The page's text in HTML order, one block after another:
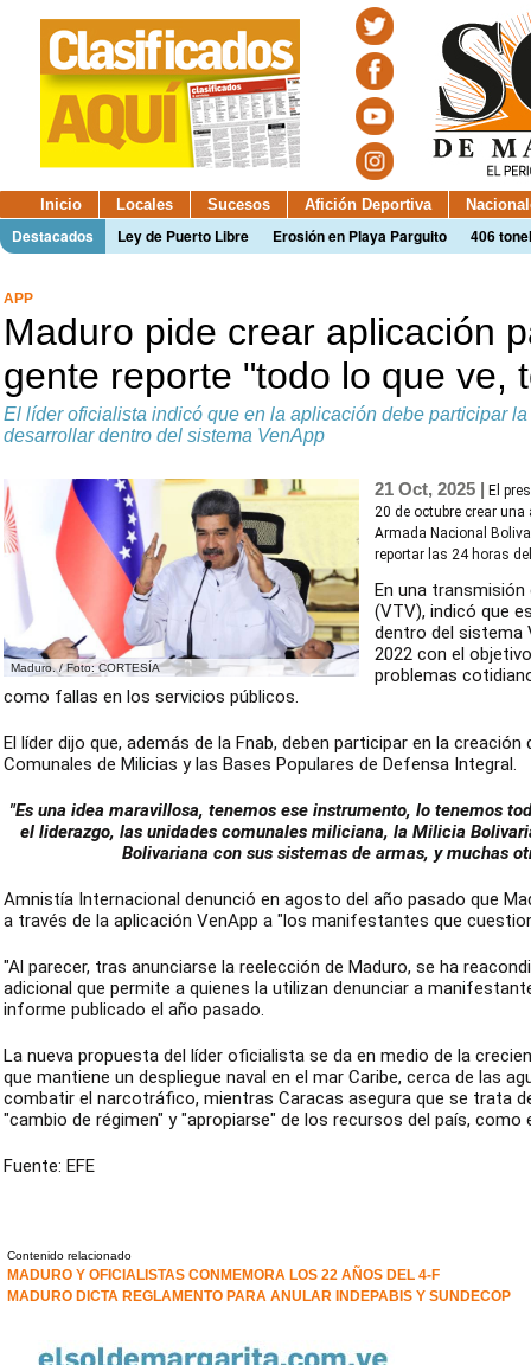
Inicio Locales Sucesos Afición Deportiva
Destacados Ley de Puerto Libre Erosión en Playa Parguito 406
APP
Maduro pide crear aplicación
gente reporte "todo lo que ve,
El líder oficialista indicó que en la aplicación debe participar
desarrollar dentro del sistema VenApp
Maduro. / Foto: CORTESÍA
21 Oct, 2025 | El
20 de octubre crear
Armada Nacional
reportar las 24 horas
En una transmisión
(VTV), indicó que
dentro del sistema
2022 con el
problemas
como fallas en los servicios públicos.
El líder dijo que, además de la Fnab, deben participar en la
Comunales de Milicias y las Bases Populares de Defensa Integral.
"Es una idea maravillosa, tenemos ese instrumento, lo tenemos
el liderazgo, las unidades comunales miliciana, la Milicia
Bolivariana con sus sistemas de armas, y muchas
Amnistía Internacional denunció en agosto del año pasado que
a través de la aplicación VenApp a "los manifestantes que
"Al parecer, tras anunciarse la reelección de Maduro, se ha
adicional que permite a quienes la utilizan denunciar a
informe publicado el año pasado.
La nueva propuesta del líder oficialista se da en medio de la
que mantiene un despliegue naval en el mar Caribe, cerca de las
combatir el narcotráfico, mientras Caracas asegura que se trata
"cambio de régimen" y "apropiarse" de los recursos del país, como
Fuente: EFE
Contenido relacionado
MADURO Y OFICIALISTAS CONMEMORA LOS 22 AÑOS DEL 4-F
MADURO DICTA REGLAMENTO PARA ANULAR INDEPABIS Y SUNDECOP